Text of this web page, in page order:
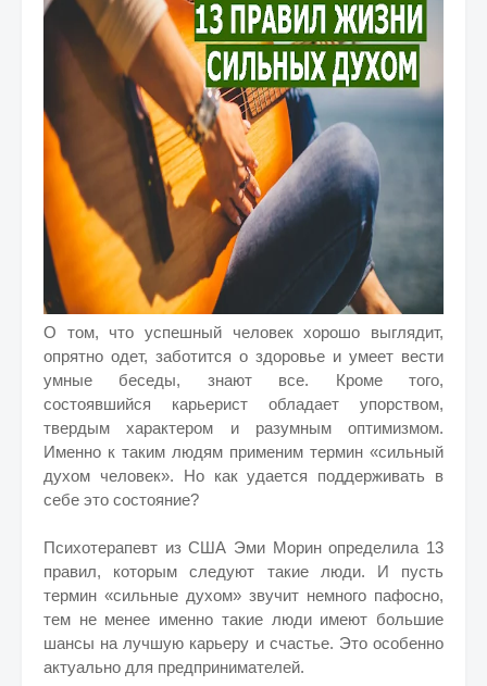
О том, что успешный человек хорошо выглядит,
опрятно одет, заботится о здоровье и умеет вести
умные беседы, знают все. Кроме того,
состоявшийся карьерист обладает упорством,
твердым характером и разумным оптимизмом.
Именно к таким людям применим термин «сильный
духом человек». Но как удается поддерживать в
себе это состояние?
Психотерапевт из США Эми Морин определила 13
правил, которым следуют такие люди. И пусть
термин «сильные духом» звучит немного пафосно,
тем не менее именно такие люди имеют большие
шансы на лучшую карьеру и счастье. Это особенно
актуально для предпринимателей.